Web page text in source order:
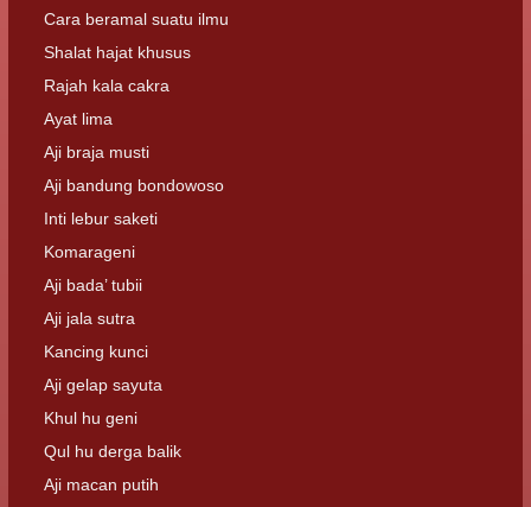
Cara beramal suatu ilmu
Shalat hajat khusus
Rajah kala cakra
Ayat lima
Aji braja musti
Aji bandung bondowoso
Inti lebur saketi
Komarageni
Aji bada’ tubii
Aji jala sutra
Kancing kunci
Aji gelap sayuta
Khul hu geni
Qul hu derga balik
Aji macan putih